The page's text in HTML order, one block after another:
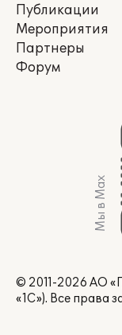
Публикации
Мероприятия
Партнеры
Форум
Мы в Max
© 2011-2026 АО
«1С»). Все права